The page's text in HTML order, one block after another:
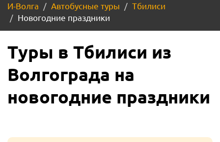
И-Волга Автобусные туры
Тбилиси
Новогодние праздники
Туры в Тбилиси из
Волгограда на
новогодние праздники